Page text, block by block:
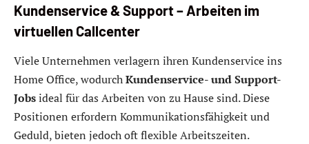
Kundenservice & Support – Arbeiten im
virtuellen Callcenter
Viele Unternehmen verlagern ihren Kundenservice ins
Home Office, wodurchKundenservice- und Support-
Jobsideal für das Arbeiten von zu Hause sind. Diese
Positionen erfordern Kommunikationsfähigkeit und
Geduld, bieten jedoch oft flexible Arbeitszeiten.